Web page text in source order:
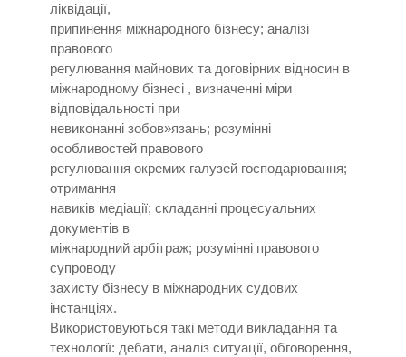
ліквідації,
припинення міжнародного бізнесу; аналізі
правового
регулювання майнових та договірних відносин в
міжнародному бізнесі , визначенні міри
відповідальності при
невиконанні зобов»язань; розумінні
особливостей правового
регулювання окремих галузей господарювання;
отримання
навиків медіації; складанні процесуальних
документів в
міжнародний арбітраж; розумінні правового
супроводу
захисту бізнесу в міжнародних судових
інстанціях.
Використовуються такі методи викладання та
технології: дебати, аналіз ситуації, обговорення,